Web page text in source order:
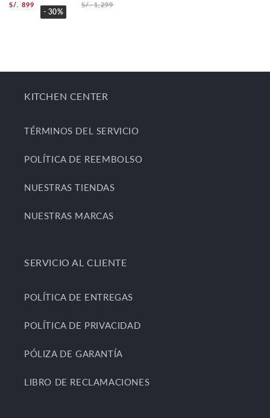
S/. 899
- 30%
S/. 1,299
KITCHEN CENTER
TÉRMINOS DEL SERVICIO
POLÍTICA DE REEMBOLSO
NUESTRAS TIENDAS
NUESTRAS MARCAS
SERVICIO AL CLIENTE
POLÍTICA DE ENTREGAS
POLÍTICA DE PRIVACIDAD
PÓLIZA DE GARANTÍA
LIBRO DE RECLAMACIONES